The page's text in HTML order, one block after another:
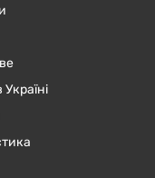
Україні